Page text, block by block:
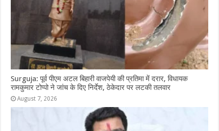
Surguja: पूर्व पीएम अटल बिहारी वाजपेयी की प्रतिमा में दरार, विधायक
रामकुमार टोप्पो ने जांच के दिए निर्देश, ठेकेदार पर लटकी तलवार
August 7, 2026